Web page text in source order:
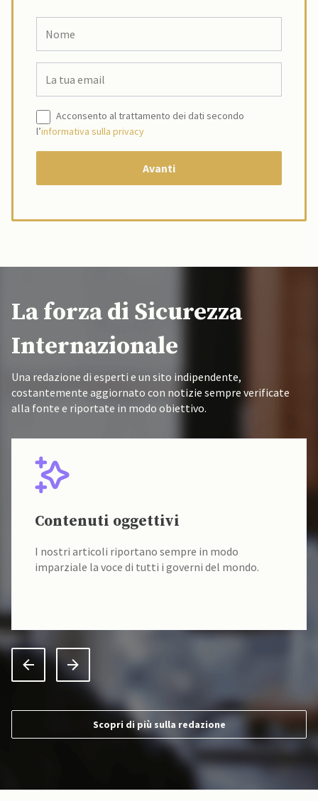
Acconsento al trattamento dei dati secondo
l’informativa sulla privacy
La forza di Sicurezza
Internazionale
Una redazione di esperti e un sito indipendente,
costantemente aggiornato con notizie sempre verificate
alla fonte e riportate in modo obiettivo.
Contenuti oggettivi
I nostri articoli riportano sempre in modo
imparziale la voce di tutti i governi del mondo.
Scopri di più sulla redazione